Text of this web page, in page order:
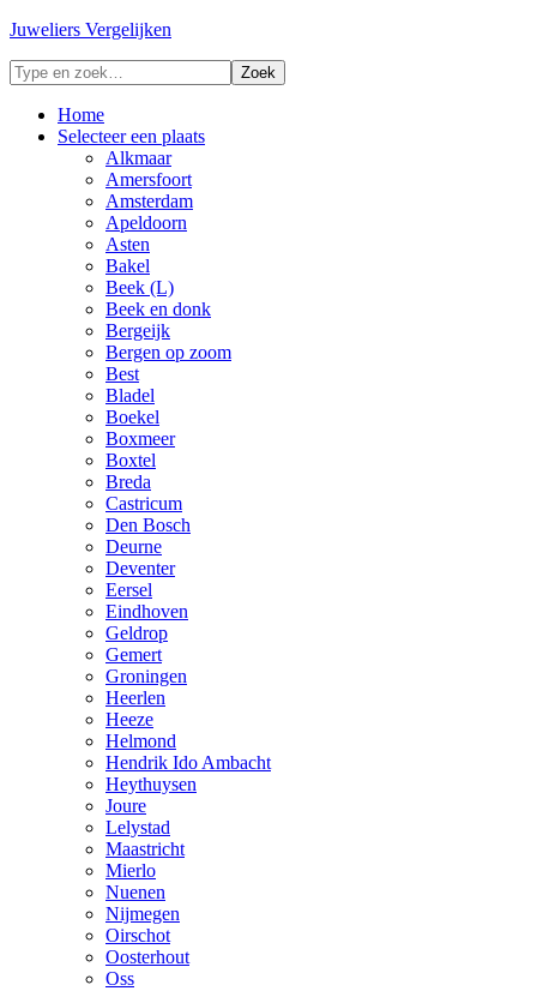
Juweliers Vergelijken
Home
Selecteer een plaats
Alkmaar
Amersfoort
Amsterdam
Apeldoorn
Asten
Bakel
Beek (L)
Beek en donk
Bergeijk
Bergen op zoom
Best
Bladel
Boekel
Boxmeer
Boxtel
Breda
Castricum
Den Bosch
Deurne
Deventer
Eersel
Eindhoven
Geldrop
Gemert
Groningen
Heerlen
Heeze
Helmond
Hendrik Ido Ambacht
Heythuysen
Joure
Lelystad
Maastricht
Mierlo
Nuenen
Nijmegen
Oirschot
Oosterhout
Oss